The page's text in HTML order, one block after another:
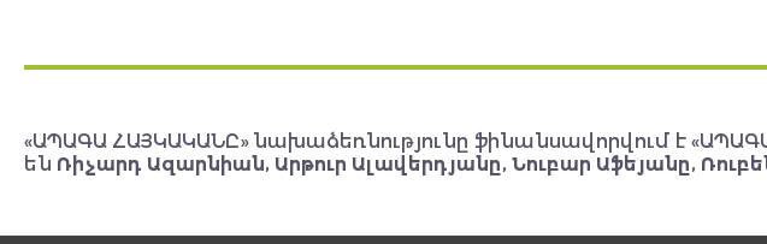
«ԱՊԱԳԱ ՀԱՅԿԱԿԱՆԸ» նախաձեռնությունը ֆինանսավորվում է
են Ռիչարդ Ազարնիան, Արթուր Ալավերդյանը, Նուբար Աֆեյանը,